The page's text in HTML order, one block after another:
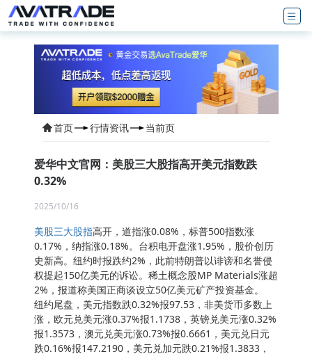
首页 行情资讯 当前页
爱华中文官网：美股三大股指高开美元指数跌
0.32%
2025/10/16
美股三大股指高开，道指涨0.08%，标普500指数涨
0.17%，纳指涨0.18%。台积电开盘涨1.95%，股价创历
史新高。纽约时报跌约2%，此前特朗普以诽谤和名誉侵
权提起150亿美元的诉讼。稀土概念股MP Materials涨超
2%，报道称美国正商谈设立50亿美元矿产投资基金。
纽约尾盘，美元指数跌0.32%报97.53，非美货币多数上
涨，欧元兑美元涨0.37%报1.1738，英镑兑美元涨0.32%
报1.3573，澳元兑美元涨0.73%报0.6661，美元兑日元
跌0.16%报147.2190，美元兑加元跌0.21%报1.3833，